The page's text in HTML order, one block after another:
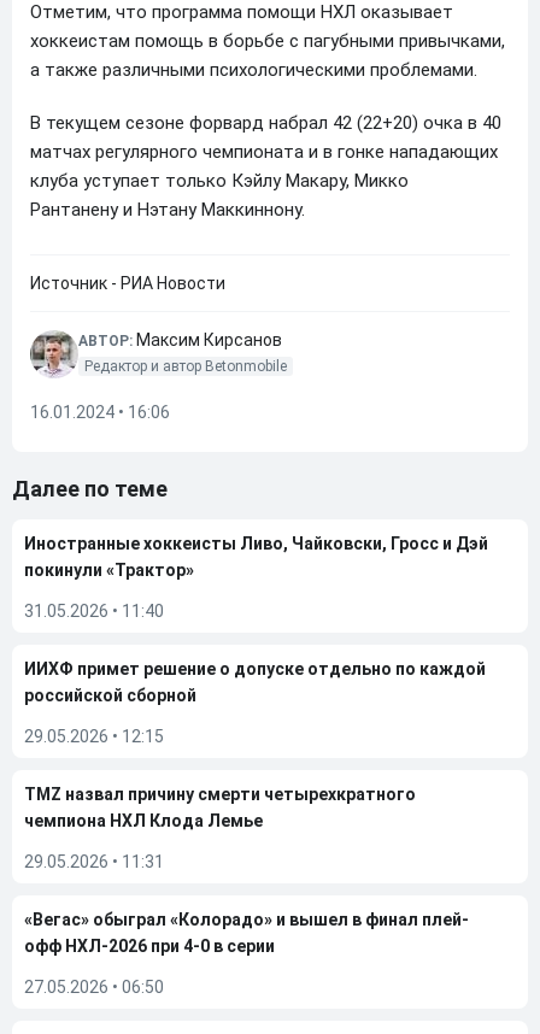
Отметим, что программа помощи НХЛ оказывает
хоккеистам помощь в борьбе с пагубными привычками,
а также различными психологическими проблемами.
В текущем сезоне форвард набрал 42 (22+20) очка в 40
матчах регулярного чемпионата и в гонке нападающих
клуба уступает только Кэйлу Макару, Микко
Рантанену и Нэтану Маккиннону.
Источник - РИА Новости
АВТОР: Максим Кирсанов
Редактор и автор Betonmobile
16.01.2024 • 16:06
Далее по теме
Иностранные хоккеисты Ливо, Чайковски, Гросс и Дэй
покинули «Трактор»
31.05.2026 • 11:40
ИИХФ примет решение о допуске отдельно по каждой
российской сборной
29.05.2026 • 12:15
TMZ назвал причину смерти четырехкратного
чемпиона НХЛ Клода Лемье
29.05.2026 • 11:31
«Вегас» обыграл «Колорадо» и вышел в финал плей-
офф НХЛ-2026 при 4-0 в серии
27.05.2026 • 06:50